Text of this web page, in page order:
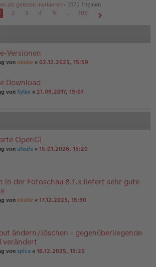
als gelesen markieren • 3175 Themen
2 3 4 5 …
106
Versionen
von okular « 02.12.2025, 15:59
Download
von Sylke « 21.09.2017, 19:07
OpenCL
von ufeufe « 15.01.2026, 15:20
in der Fotoschau 8.1.x liefert sehr gute
von okular « 17.12.2025, 15:30
ändern/löschen - gegenüberliegende
verändert
von spica « 16.12.2025, 15:25